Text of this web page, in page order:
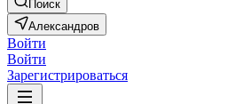
Поиск
Александров
Войти
Войти
Зарегистрироваться